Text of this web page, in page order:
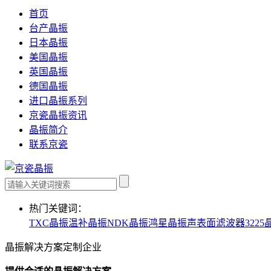
首页
台产晶振
日本晶振
美国晶振
英国晶振
德国晶振
进口晶振系列
京瓷晶振资讯
晶振简介
联系京瓷
热门关键词：
TXC晶振温补晶振NDK晶振鸿星晶振声表面滤波器3225
晶振解决方案定制企业